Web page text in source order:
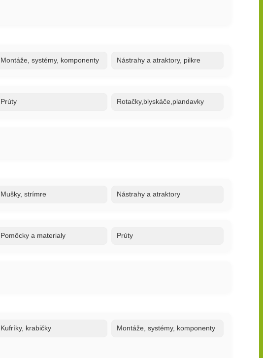
Montáže, systémy, komponenty Nástrahy a atraktory, pilkre
Prúty Rotačky,blyskáče,plandavky
Mušky, strímre Nástrahy a atraktory
Pomôcky a materialy Prúty
Kufríky, krabičky Montáže, systémy, komponenty